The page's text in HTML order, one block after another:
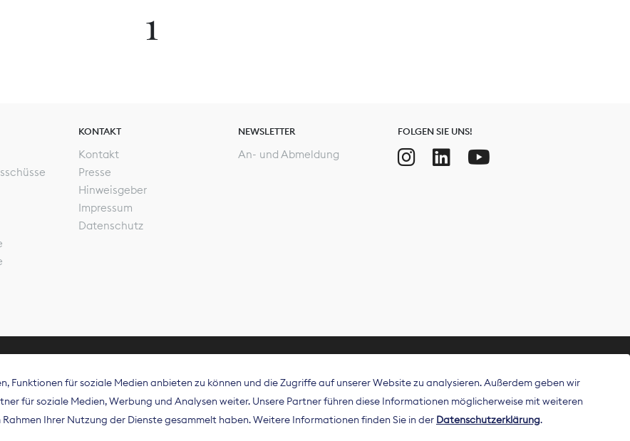
1
KONTAKT
Kontakt
Presse
Hinweisgeber
Impressum
Datenschutz
NEWSLETTER
An- und Abmeldung
FOLGEN SIE UNS!
Digitalpublisher und Zeitungsverleger (BDZV) vertritt als
die Interessen der Zeitungsverlage und digitalen Publisher in
auf EU-Ebene.
Funktionen für soziale Medien anbieten zu können und die Zugriffe auf unserer Website zu analysieren. Außerdem geben wir
für soziale Medien, Werbung und Analysen weiter. Unsere Partner führen diese Informationen möglicherweise mit weiteren
Ihrer Nutzung der Dienste gesammelt haben. Weitere Informationen finden Sie in der Datenschutzerklärung.